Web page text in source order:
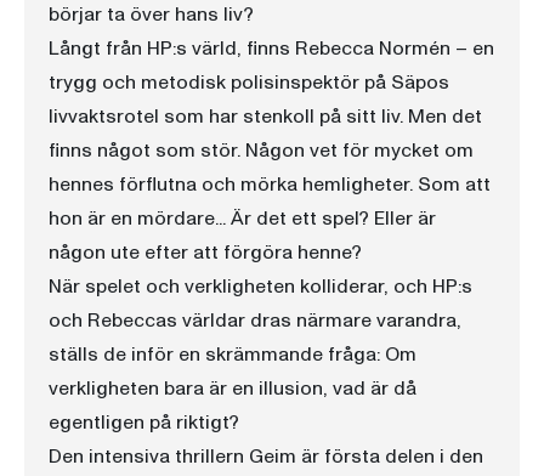
börjar ta över hans liv?
Långt från HP:s värld, finns Rebecca Normén – en
trygg och metodisk polisinspektör på Säpos
livvaktsrotel som har stenkoll på sitt liv. Men det
finns något som stör. Någon vet för mycket om
hennes förflutna och mörka hemligheter. Som att
hon är en mördare... Är det ett spel? Eller är
någon ute efter att förgöra henne?
När spelet och verkligheten kolliderar, och HP:s
och Rebeccas världar dras närmare varandra,
ställs de inför en skrämmande fråga: Om
verkligheten bara är en illusion, vad är då
egentligen på riktigt?
Den intensiva thrillern Geim är första delen i den